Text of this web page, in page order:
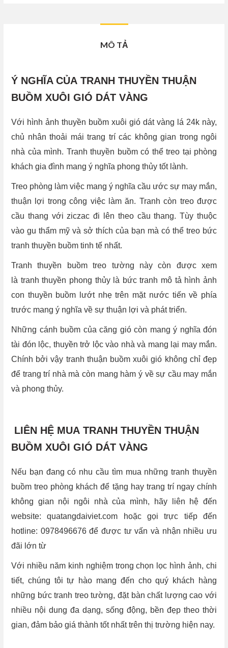
MÔ TẢ
Ý NGHĨA CỦA TRANH THUYỀN THUẬN
BUỒM XUÔI GIÓ DÁT VÀNG
Với hình ảnh thuyền buồm xuôi gió dát vàng lá 24k này,
chủ nhân thoải mái trang trí các không gian trong ngôi
nhà của mình. Tranh thuyền buồm có thể treo tại phòng
khách gia đình mang ý nghĩa phong thủy tốt lành.
Treo phòng làm việc mang ý nghĩa cầu ước sự may mắn,
thuận lợi trong công việc làm ăn. Tranh còn treo được
cầu thang với ziczac đi lên theo cầu thang. Tùy thuộc
vào gu thẩm mỹ và sở thích của bạn mà có thể treo bức
tranh thuyền buồm tinh tế nhất.
Tranh thuyền buồm treo tường này còn được xem
là tranh thuyền phong thủy là bức tranh mô tả hình ảnh
con thuyền buồm lướt nhẹ trên mặt nước tiến về phía
trước mang ý nghĩa về sự thuận lợi và phát triển.
Những cánh buồm của căng gió còn mang ý nghĩa đón
tài đón lộc, thuyền trở lộc vào nhà và mang lại may mắn.
Chính bởi vậy tranh thuận buồm xuôi gió không chỉ đẹp
để trang trí nhà mà còn mang hàm ý về sự cầu may mắn
và phong thủy.
LIÊN HỆ MUA TRANH THUYỀN THUẬN
BUỒM XUÔI GIÓ DÁT VÀNG
Nếu bạn đang có nhu cầu tìm mua những tranh thuyền
buồm treo phòng khách để tặng hay trang trí ngay chính
không gian nội ngôi nhà của mình, hãy liên hệ đến
website: quatangdaiviet.com hoặc gọi trực tiếp đến
hotline: 0978496676 để được tư vấn và nhận nhiều ưu
đãi lớn từ
Với nhiều năm kinh nghiệm trong chọn lọc hình ảnh, chi
tiết, chúng tôi tự hào mang đến cho quý khách hàng
những bức tranh treo tường, đặt bàn chất lượng cao với
nhiều nội dung đa dạng, sống động, bền đẹp theo thời
gian, đảm bảo giá thành tốt nhất trên thị trường hiện nay.